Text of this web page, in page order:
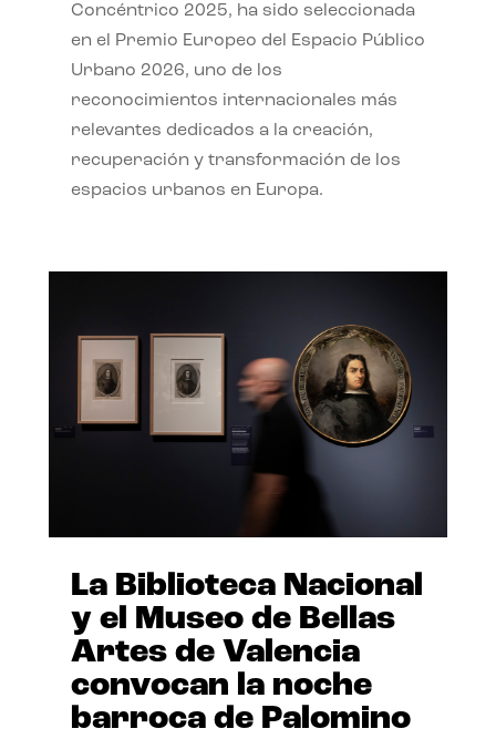
Concéntrico 2025, ha sido seleccionada
en el Premio Europeo del Espacio Público
Urbano 2026, uno de los
reconocimientos internacionales más
relevantes dedicados a la creación,
recuperación y transformación de los
espacios urbanos en Europa.
La Biblioteca Nacional
y el Museo de Bellas
Artes de Valencia
convocan la noche
barroca de Palomino